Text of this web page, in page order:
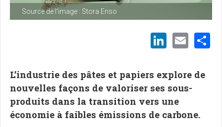
Source de l'image : Stora Enso
L’industrie des pâtes et papiers explore de
nouvelles façons de valoriser ses sous-
produits dans la transition vers une
économie à faibles émissions de carbone.